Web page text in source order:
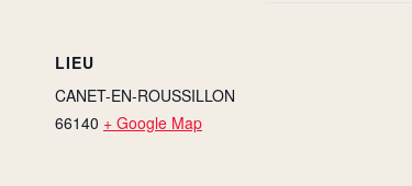
LIEU
CANET-EN-ROUSSILLON
66140 + Google Map